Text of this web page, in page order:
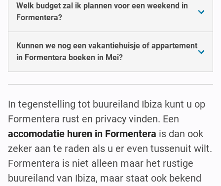
Welk budget zal ik plannen voor een weekend in
Formentera?
Kunnen we nog een vakantiehuisje of appartement
in Formentera boeken in Mei?
In tegenstelling tot buureiland Ibiza kunt u op
Formentera rust en privacy vinden. Een
accomodatie huren in Formentera is dan ook
zeker aan te raden als u er even tussenuit wilt.
Formentera is niet alleen maar het rustige
buureiland van Ibiza, maar staat ook bekend